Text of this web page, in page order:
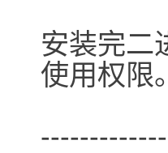
安装完二
使用权限。